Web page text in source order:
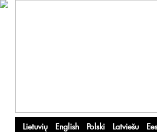
Lietuvių English Polski Latviešu